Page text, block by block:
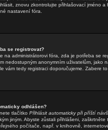
znovu zkontrolujte přihlašovací jméno
nastavení fóra.
se registrovat?
na administrátorovi fóra, zda je potřeba se
nedostupným anonymním uživatelům, jako
vám tedy registraci doporučujeme. Zabere
odhlášen?
tlačítko Přihlásit automaticky při příští
jiným. Abyste zůstali přihlášeni,
počítače, např. v knihovně,